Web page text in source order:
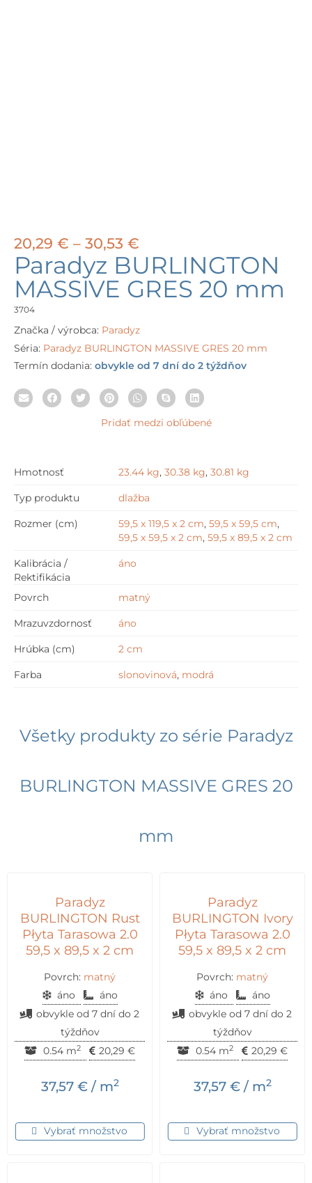
20,29 € – 30,53 €
range:
20,29 €
through
30,53 €
Paradyz BURLINGTON
MASSIVE GRES 20 mm
3704
Značka / výrobca: Paradyz
Séria: Paradyz BURLINGTON MASSIVE GRES 20 mm
Termín dodania: obvykle od 7 dní do 2 týždňov
Pridať medzi obľúbené
Hmotnosť 23.44 kg, 30.38 kg, 30.81 kg
Typ produktu dlažba
Rozmer (cm) 59,5 x 119,5 x 2 cm, 59,5 x 59,5 cm,
59,5 x 59,5 x 2 cm, 59,5 x 89,5 x 2 cm
Kalibrácia /
Rektifikácia
áno
Povrch matný
Mrazuvzdornosť áno
Hrúbka (cm) 2 cm
Farba slonovinová, modrá
Všetky produkty zo série Paradyz
BURLINGTON MASSIVE GRES 20
mm
Paradyz
BURLINGTON Rust
Płyta Tarasowa 2.0
59,5 x 89,5 x 2 cm
Povrch: matný
áno
áno
obvykle od 7 dní do 2
týždňov
0.54 m2 20,29 €
37,57 €/ m2
Vybrať množstvo
Paradyz
BURLINGTON Ivory
Płyta Tarasowa 2.0
59,5 x 89,5 x 2 cm
Povrch: matný
áno
áno
obvykle od 7 dní do 2
týždňov
0.54 m2 20,29 €
37,57 €/ m2
Vybrať množstvo